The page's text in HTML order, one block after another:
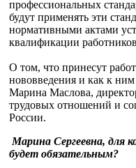
профессиональных
будут применять эти
нормативными актами
квалификации
О том, что принесут
нововведения и как к ним
Марина Маслова,
трудовых отношений и
России.
Марина Сергеевна, для
будет обязательным?